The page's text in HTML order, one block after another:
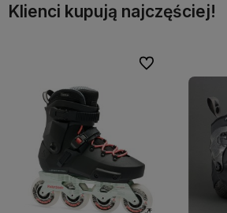
Klienci kupują najczęściej!
Do ulubionych